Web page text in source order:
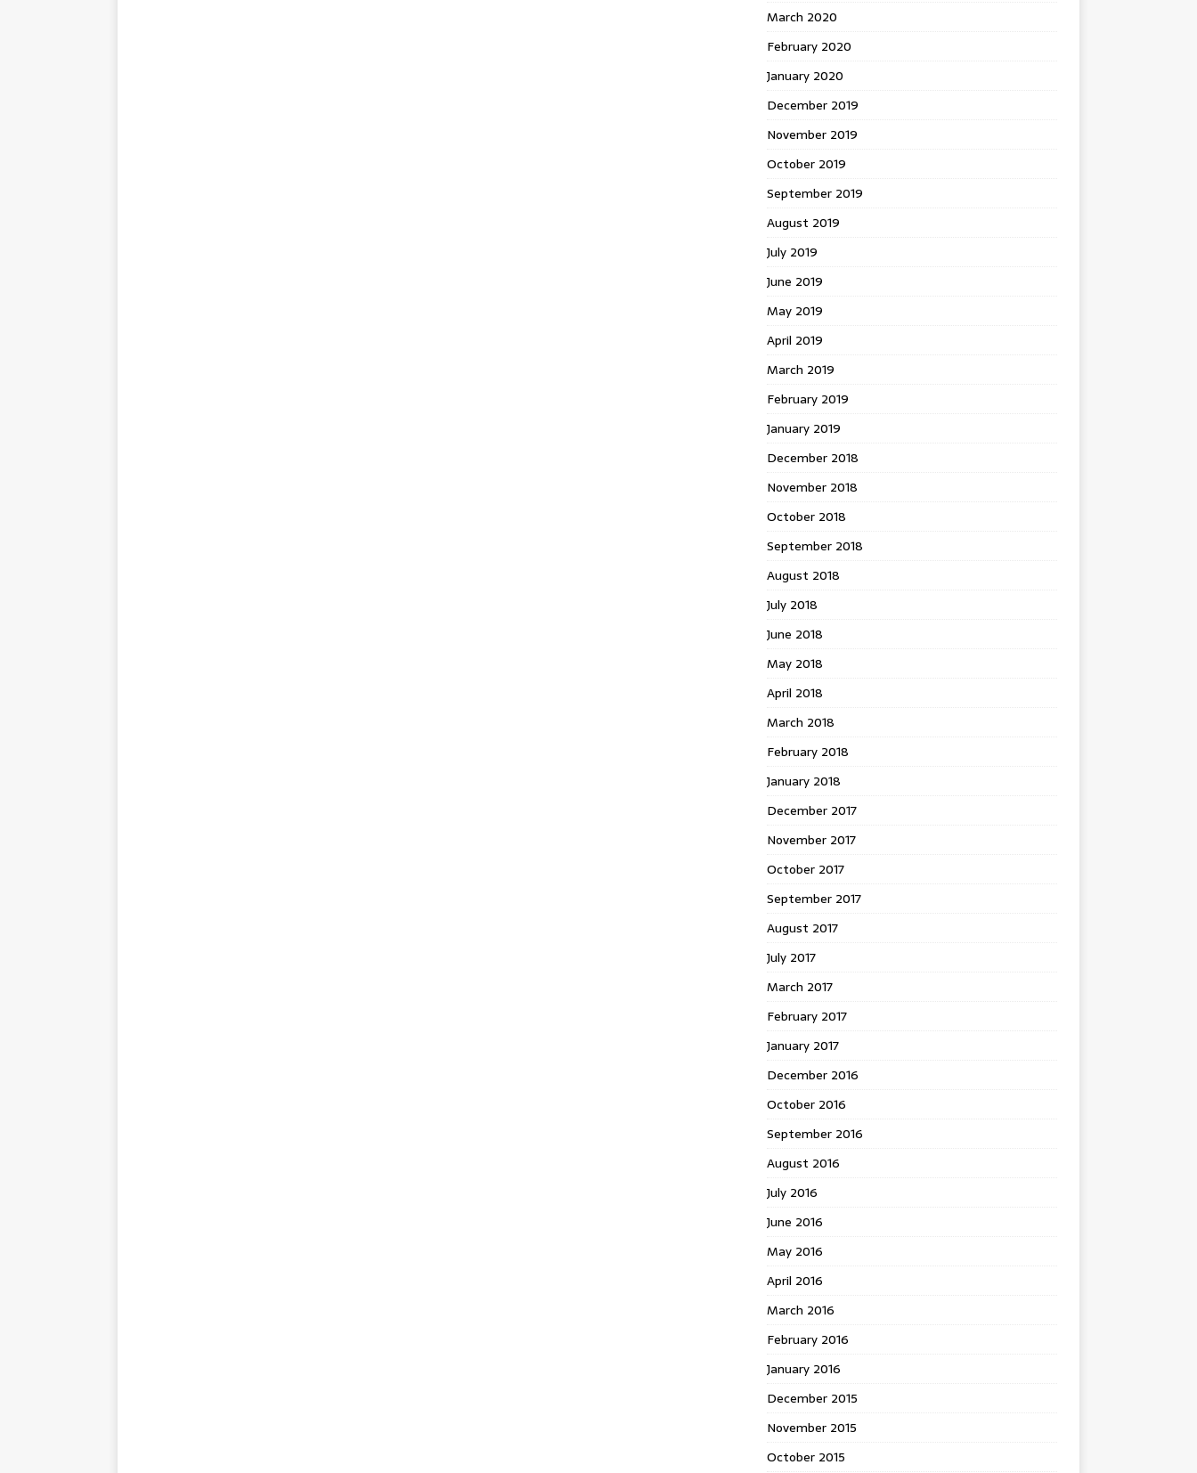
March 2020
February 2020
January 2020
December 2019
November 2019
October 2019
September 2019
August 2019
July 2019
June 2019
May 2019
April 2019
March 2019
February 2019
January 2019
December 2018
November 2018
October 2018
September 2018
August 2018
July 2018
June 2018
May 2018
April 2018
March 2018
February 2018
January 2018
December 2017
November 2017
October 2017
September 2017
August 2017
July 2017
March 2017
February 2017
January 2017
December 2016
October 2016
September 2016
August 2016
July 2016
June 2016
May 2016
April 2016
March 2016
February 2016
January 2016
December 2015
November 2015
October 2015